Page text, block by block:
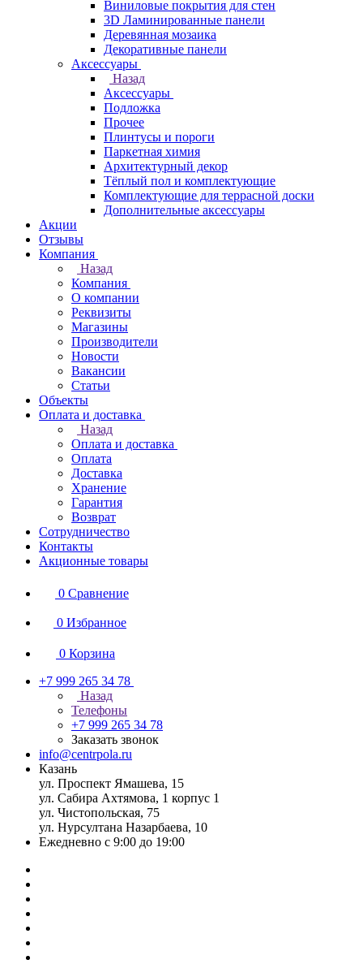
Виниловые покрытия для стен
3D Ламинированные панели
Деревянная мозаика
Декоративные панели
Аксессуары
Назад
Аксессуары
Подложка
Прочее
Плинтусы и пороги
Паркетная химия
Архитектурный декор
Тёплый пол и комплектующие
Комплектующие для террасной доски
Дополнительные аксессуары
Акции
Отзывы
Компания
Назад
Компания
О компании
Реквизиты
Магазины
Производители
Новости
Вакансии
Статьи
Объекты
Оплата и доставка
Назад
Оплата и доставка
Оплата
Доставка
Хранение
Гарантия
Возврат
Сотрудничество
Контакты
Акционные товары
0 Сравнение
0 Избранное
0 Корзина
+7 999 265 34 78
Назад
Телефоны
+7 999 265 34 78
Заказать звонок
info@centrpola.ru
Казань
ул. Проспект Ямашева, 15
ул. Сабира Ахтямова, 1 корпус 1
ул. Чистопольская, 75
ул. Нурсултана Назарбаева, 10
Ежедневно с 9:00 до 19:00